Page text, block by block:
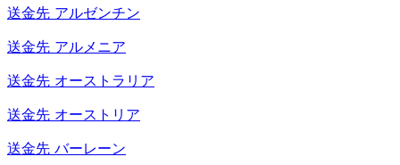
送金先 アルゼンチン
送金先 アルメニア
送金先 オーストラリア
送金先 オーストリア
送金先 バーレーン